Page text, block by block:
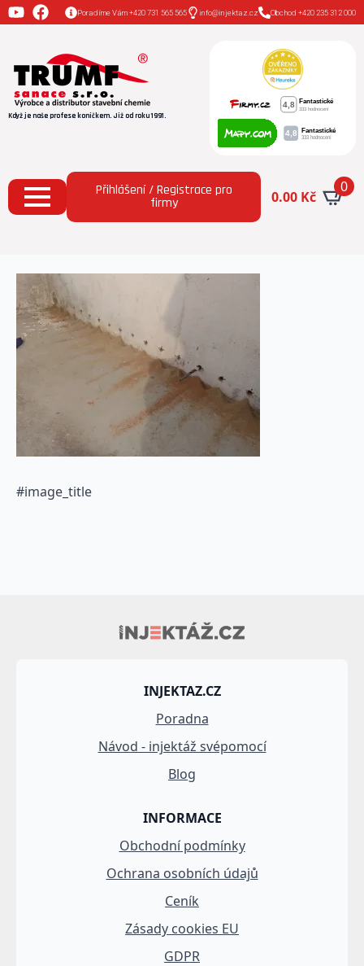
Poradíme Vám +420 731 565 565 info@injektaz.cz Obchod +420 235 312 000
Když je naše profese koníčkem. Již od roku 1991.
Přihlášení / Registrace pro
firmy 0.00 Kč
0
#image_title
INJEKTAZ.CZ
Poradna
Návod - injektáž svépomocí
Blog
INFORMACE
Obchodní podmínky
Ochrana osobních údajů
Ceník
Zásady cookies EU
GDPR